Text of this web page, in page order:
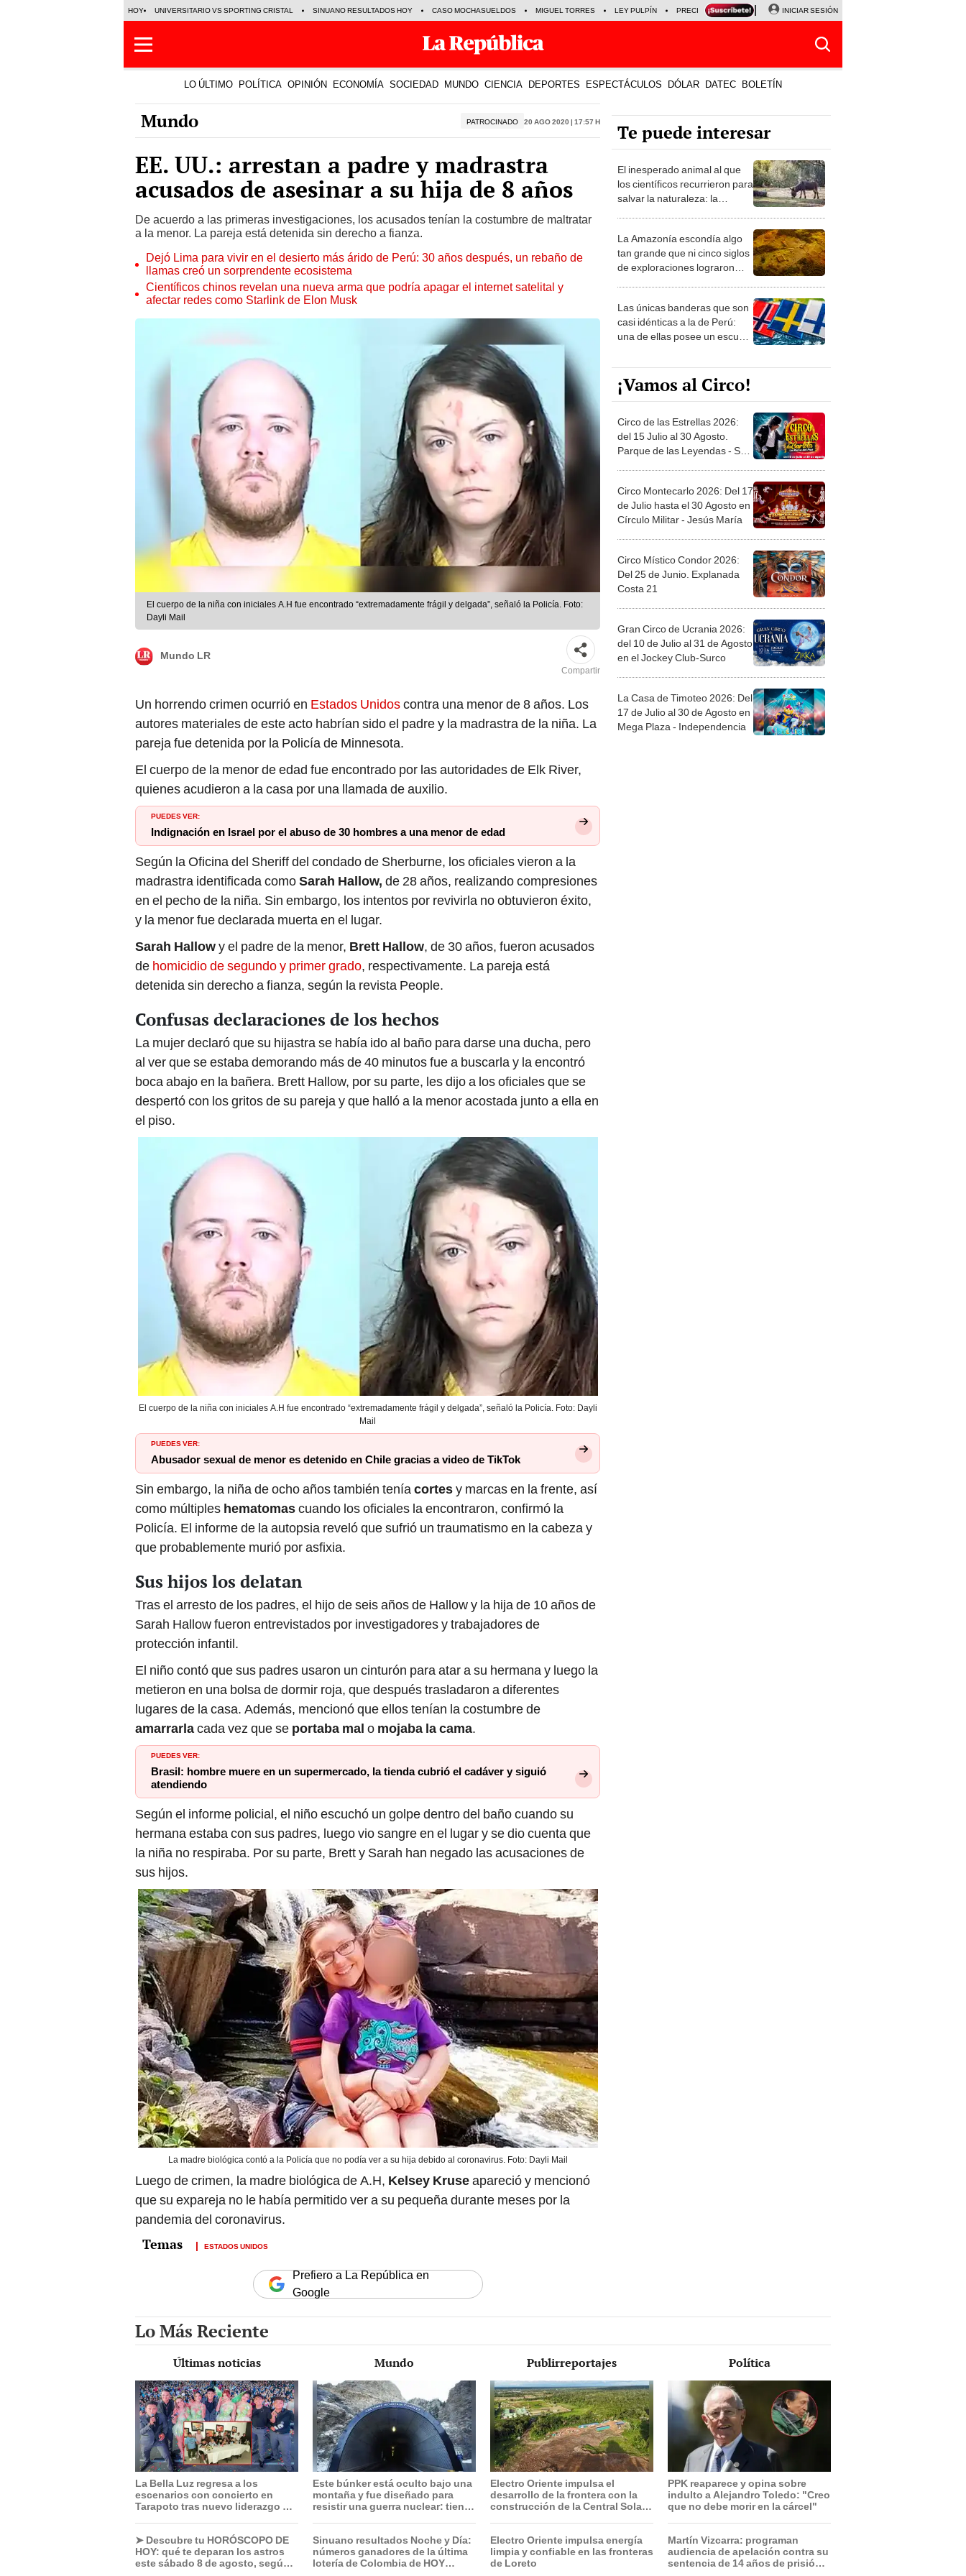
HOY UNIVERSITARIO VS SPORTING CRISTAL SINUANO RESULTADOS HOY CASO MOCHASUELDOS MIGUEL TORRES LEY PULPÍN PRECIO DEL DÓLAR CORTE DE LUZ VIERNES 7 DE AGOSTO
INICIAR SESIÓN
LO ÚLTIMO POLÍTICA OPINIÓN ECONOMÍA SOCIEDAD MUNDO CIENCIA DEPORTES ESPECTÁCULOS DÓLAR DATEC BOLETÍN
Mundo PATROCINADO 20 Ago 2020 | 17:57 h
EE. UU.: arrestan a padre y madrastra
acusados de asesinar a su hija de 8 años
De acuerdo a las primeras investigaciones, los acusados tenían la costumbre de maltratar
a la menor. La pareja está detenida sin derecho a fianza.
Dejó Lima para vivir en el desierto más árido de Perú: 30 años después, un rebaño de
llamas creó un sorprendente ecosistema
Científicos chinos revelan una nueva arma que podría apagar el internet satelital y
afectar redes como Starlink de Elon Musk
El cuerpo de la niña con iniciales A.H fue encontrado “extremadamente frágil y delgada”, señaló la Policía. Foto:
Dayli Mail
Mundo LR
Compartir
Un horrendo crimen ocurrió en Estados Unidoscontra una menor de 8 años. Los
autores materiales de este acto habrían sido el padre y la madrastra de la niña. La
pareja fue detenida por la Policía de Minnesota.
El cuerpo de la menor de edad fue encontrado por las autoridades de Elk River,
quienes acudieron a la casa por una llamada de auxilio.
PUEDES VER:
Indignación en Israel por el abuso de 30 hombres a una menor de edad
Según la Oficina del Sheriff del condado de Sherburne, los oficiales vieron a la
madrastra identificada comoSarah Hallow, de 28 años, realizando compresiones
en el pecho de la niña. Sin embargo, los intentos por revivirla no obtuvieron éxito,
y la menor fue declarada muerta en el lugar.
Sarah Hallowy el padre de la menor, Brett Hallow, de 30 años, fueron acusados
de homicidio de segundo y primer grado, respectivamente. La pareja está
detenida sin derecho a fianza, según la revista People.
Confusas declaraciones de los hechos
La mujer declaró que su hijastra se había ido al baño para darse una ducha, pero
al ver que se estaba demorando más de 40 minutos fue a buscarla y la encontró
boca abajo en la bañera. Brett Hallow, por su parte, les dijo a los oficiales que se
despertó con los gritos de su pareja y que halló a la menor acostada junto a ella en
el piso.
El cuerpo de la niña con iniciales A.H fue encontrado “extremadamente frágil y delgada”, señaló la Policía. Foto: Dayli
Mail
PUEDES VER:
Abusador sexual de menor es detenido en Chile gracias a video de TikTok
Sin embargo, la niña de ocho años también teníacortesy marcas en la frente, así
como múltiples hematomascuando los oficiales la encontraron, confirmó la
Policía. El informe de la autopsia reveló que sufrió un traumatismo en la cabeza y
que probablemente murió por asfixia.
Sus hijos los delatan
Tras el arresto de los padres, el hijo de seis años de Hallow y la hija de 10 años de
Sarah Hallow fueron entrevistados por investigadores y trabajadores de
protección infantil.
El niño contó que sus padres usaron un cinturón para atar a su hermana y luego la
metieron en una bolsa de dormir roja, que después trasladaron a diferentes
lugares de la casa. Además, mencionó que ellos tenían la costumbre de
amarrarlacada vez que se portaba mal o mojaba la cama.
PUEDES VER:
Brasil: hombre muere en un supermercado, la tienda cubrió el cadáver y siguió
atendiendo
Según el informe policial, el niño escuchó un golpe dentro del baño cuando su
hermana estaba con sus padres, luego vio sangre en el lugar y se dio cuenta que
la niña no respiraba. Por su parte, Brett y Sarah han negado las acusaciones de
sus hijos.
La madre biológica contó a la Policía que no podía ver a su hija debido al coronavirus. Foto: Dayli Mail
Luego de crimen, la madre biológica de A.H, Kelsey Kruseapareció y mencionó
que su expareja no le había permitido ver a su pequeña durante meses por la
pandemia del coronavirus.
ESTADOS UNIDOS
Prefiero a La República en
Google
Te puede interesar
El inesperado animal al que
los científicos recurrieron para
salvar la naturaleza: la
desierto en un paisaje con
más vida
La Amazonía escondía algo
tan grande que ni cinco siglos
de exploraciones lograron
sabía sobre su pasado
Las únicas banderas que son
casi idénticas a la de Perú:
una de ellas posee un escudo
¡Vamos al Circo!
Circo de las Estrellas 2026:
del 15 Julio al 30 Agosto.
Parque de las Leyendas - San
Circo Montecarlo 2026: Del 17
de Julio hasta el 30 Agosto en
Círculo Militar - Jesús María
Circo Místico Condor 2026:
Del 25 de Junio. Explanada
Costa 21
Gran Circo de Ucrania 2026:
del 10 de Julio al 31 de Agosto
en el Jockey Club-Surco
La Casa de Timoteo 2026: Del
17 de Julio al 30 de Agosto en
Mega Plaza - Independencia
Lo Más Reciente
Últimas noticias
La Bella Luz regresa a los
escenarios con concierto en
Tarapoto tras nuevo liderazgo de
➤ Descubre tu HORÓSCOPO DE
HOY: qué te deparan los astros
este sábado 8 de agosto, según
Mundo
Este búnker está oculto bajo una
montaña y fue diseñado para
resistir una guerra nuclear: tiene
Sinuano resultados Noche y Día:
números ganadores de la última
lotería de Colombia de HOY
Publirreportajes
Electro Oriente impulsa el
desarrollo de la frontera con la
construcción de la Central Solar
Electro Oriente impulsa energía
limpia y confiable en las fronteras
de Loreto
Política
PPK reaparece y opina sobre
indulto a Alejandro Toledo: "Creo
que no debe morir en la cárcel"
Martín Vizcarra: programan
audiencia de apelación contra su
sentencia de 14 años de prisión